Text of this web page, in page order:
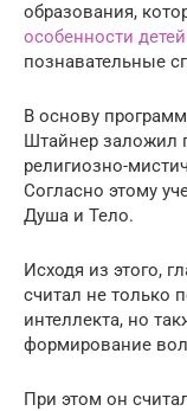
образования,
особенности детей
познавательные
В основу
Штайнер заложил
религиозно-
Согласно этому
Душа и Тело.
Исходя из этого,
считал не только
интеллекта, но
формирование
При этом он